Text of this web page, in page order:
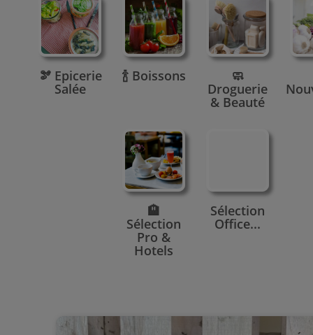
🫘 Epicerie
Salée
🍾 Boissons 🧼
Droguerie
& Beauté
🏨
Sélection
Pro &
Hotels
Sélection
Office...